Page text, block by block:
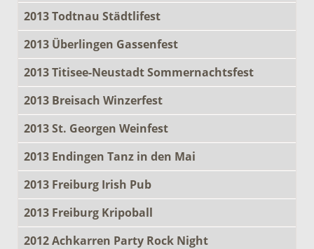
2013 Todtnau Städtlifest
2013 Überlingen Gassenfest
2013 Titisee-Neustadt Sommernachtsfest
2013 Breisach Winzerfest
2013 St. Georgen Weinfest
2013 Endingen Tanz in den Mai
2013 Freiburg Irish Pub
2013 Freiburg Kripoball
2012 Achkarren Party Rock Night